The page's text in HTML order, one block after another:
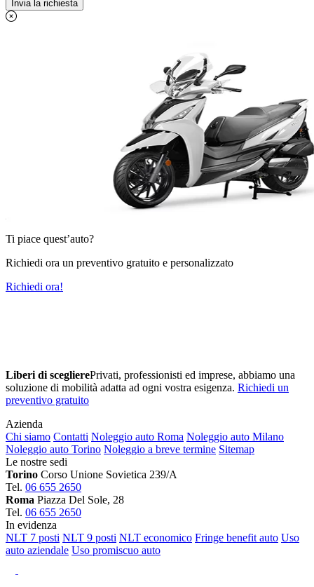
Ti piace quest’auto?
Richiedi ora un preventivo gratuito e personalizzato
Richiedi ora!
Liberi di sceglierePrivati, professionisti ed imprese, abbiamo una
soluzione di mobilità adatta ad ogni vostra esigenza. Richiedi un
preventivo gratuito
Azienda
Chi siamo Contatti Noleggio auto Roma Noleggio auto Milano
Noleggio auto Torino Noleggio a breve termine Sitemap
Le nostre sedi
Torino Corso Unione Sovietica 239/A
Tel. 06 655 2650
Roma Piazza Del Sole, 28
Tel. 06 655 2650
In evidenza
NLT 7 posti NLT 9 posti NLT economico Fringe benefit auto Uso
auto aziendale Uso promiscuo auto